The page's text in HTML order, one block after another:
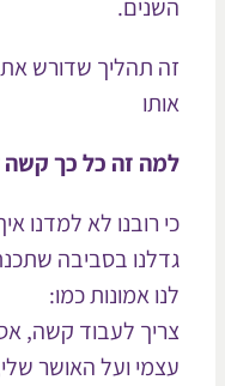
תהליך שדורש את הזמן
זה כל כך קשה
רובנו לא למדנו איך
בסביבה שתכנתה
אמונות כמו:
לעבוד קשה, אסור לי
ועל האושר שלי,